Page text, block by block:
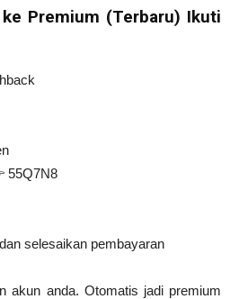
ke Premium (Terbaru) Ikuti
55Q7N8
selesaikan pembayaran
akun anda. Otomatis jadi premium